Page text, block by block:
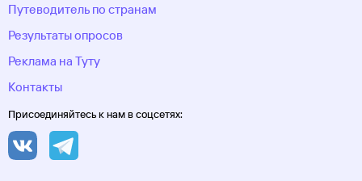
Путеводитель по странам
Результаты опросов
Реклама на Туту
Контакты
Присоединяйтесь к нам в соцсетях: